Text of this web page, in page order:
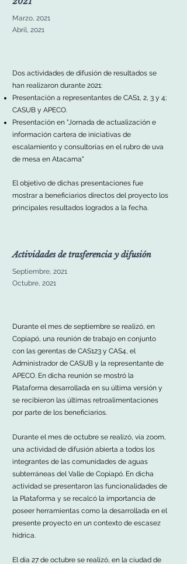
Marzo, 2021
Abril, 2021
Dos actividades de difusión de resultados se
han realizaron durante 2021:
Presentación a representantes de CAS1, 2, 3 y 4;
CASUB y APECO.
Presentación en "Jornada de actualización e
información cartera de iniciativas de
escalamiento y consultorías en el rubro de uva
de mesa en Atacama"
El objetivo de dichas presentaciones fue
mostrar a beneficiarios directos del proyecto los
principales resultados logrados a la fecha.
Actividades de trasferencia y difusión
Septiembre, 2021
Octubre, 2021
Durante el mes de septiembre se realizó, en
Copiapó, una reunión de trabajo en conjunto
con las gerentas de CAS123 y CAS4, el
Administrador de CASUB y la representante de
APECO. En dicha reunión se mostró la
Plataforma desarrollada en su última versión y
se recibieron las últimas retroalimentaciones
por parte de los beneficiarios.
Durante el mes de octubre se realizó, vía zoom,
una actividad de difusión abierta a todos los
integrantes de las comunidades de aguas
subterráneas del Valle de Copiapó. En dicha
actividad se presentaron las funcionalidades de
la Plataforma y se recalcó la importancia de
poseer herramientas como la desarrollada en el
presente proyecto en un contexto de escasez
hídrica.
El día 27 de octubre se realizó, en la ciudad de